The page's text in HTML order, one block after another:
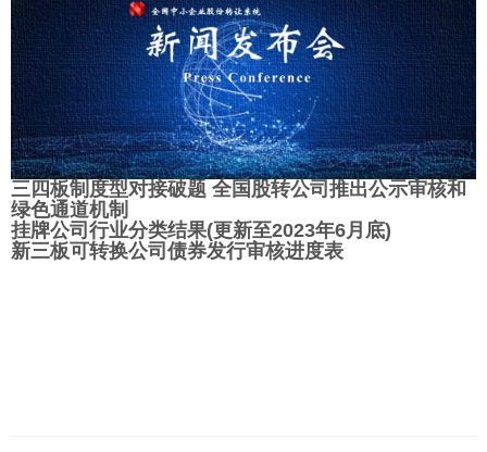
三四板制度型对接破题 全国股转公司推出公示审核和
绿色通道机制
挂牌公司行业分类结果(更新至2023年6月底)
新三板可转换公司债券发行审核进度表